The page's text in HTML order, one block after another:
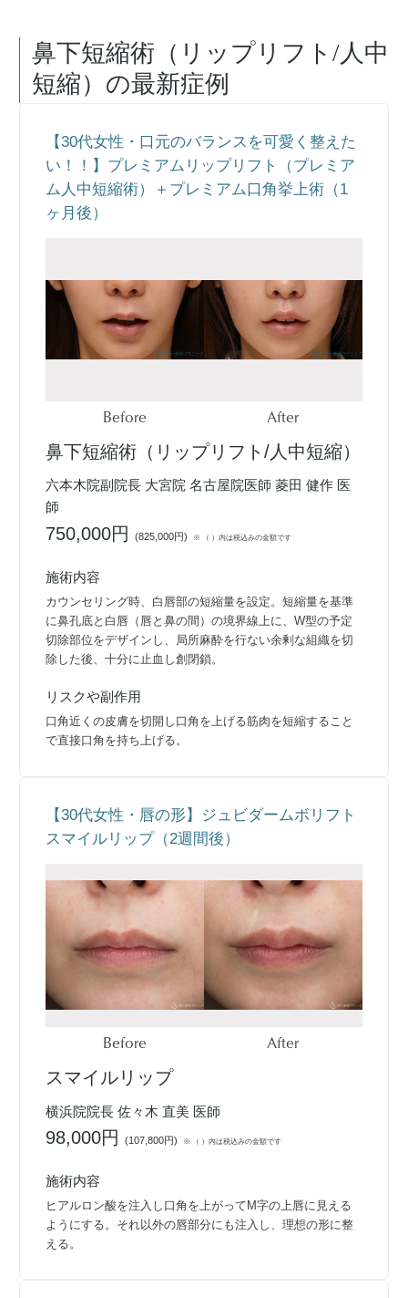
鼻下短縮術（リップリフト/人中
短縮） の最新症例
【30代女性・口元のバランスを可愛く整えた
い！！】プレミアムリップリフト（プレミア
ム人中短縮術）＋プレミアム口角挙上術（1
ヶ月後）
Before After
鼻下短縮術（リップリフト/人中短縮）
六本木院副院長 大宮院 名古屋院医師 菱田 健作 医
師
750,000円(825,000円) ※ （ ）内は税込みの金額です
施術内容
カウンセリング時、白唇部の短縮量を設定。短縮量を基準
に鼻孔底と白唇（唇と鼻の間）の境界線上に、W型の予定
切除部位をデザインし、局所麻酔を行ない余剰な組織を切
除した後、十分に止血し創閉鎖。
リスクや副作用
口角近くの皮膚を切開し口角を上げる筋肉を短縮すること
で直接口角を持ち上げる。
【30代女性・唇の形】ジュビダームボリフト
スマイルリップ（2週間後）
Before After
スマイルリップ
横浜院院長 佐々木 直美 医師
98,000円(107,800円) ※ （ ）内は税込みの金額です
施術内容
ヒアルロン酸を注入し口角を上がってM字の上唇に見える
ようにする。それ以外の唇部分にも注入し、理想の形に整
える。